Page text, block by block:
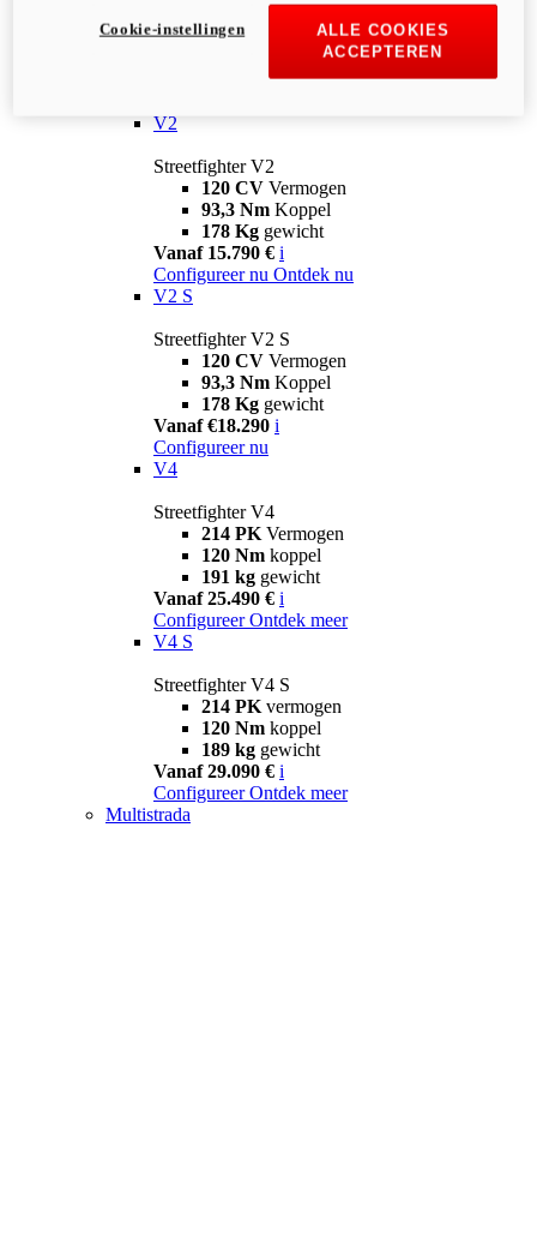
V2
Streetfighter V2
120 CV Vermogen
93,3 Nm Koppel
178 Kg gewicht
Vanaf 15.790 € i
Configureer nu Ontdek nu
V2 S
Streetfighter V2 S
120 CV Vermogen
93,3 Nm Koppel
178 Kg gewicht
Vanaf €18.290 i
Configureer nu
V4
Streetfighter V4
214 PK Vermogen
120 Nm koppel
191 kg gewicht
Vanaf 25.490 € i
Configureer Ontdek meer
V4 S
Streetfighter V4 S
214 PK vermogen
120 Nm koppel
189 kg gewicht
Vanaf 29.090 € i
Configureer Ontdek meer
Multistrada
ALLE COOKIES
ACCEPTEREN
Cookie-instellingen